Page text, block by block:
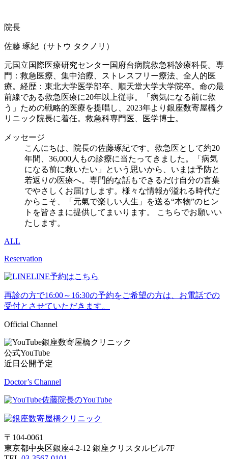
院長
佐藤 琢紀 （サトウ タクノリ）
元国立国際医療研究センター国府台病院救急科診療科長。専
門：救急医療、集中治療、ストレスフリー療法、全人的医
療。経歴：東北大学医学部卒、順天堂大学大学院卒。命の最
前線である救急医療に20年以上従事。「病気になる前に救
う」ための戦略的医療を提唱し、2023年より銀座数寄屋橋ク
リニック院長に着任。救急科専門医、医学博士。
メッセージ
こんにちは、院長の佐藤琢紀です。救急医として約20
年間、36,000人もの診療に当たってきました。「病気
になる前に救いたい」という思いから、いまは予防と
若返りの医療へ。専門的な話もできるだけ自分の言葉
でやさしくお届けします。様々な情報が溢れる時代だ
からこそ、「元氣で楽しい人生」を送る“本物”のヒン
トを皆さまに提供してまいります。 こちらでお願いい
たします。
ALL
Reservation
LINE予約はこちら
再診の方で16:00～16:30の予約をご希望の方は、お電話での
受付とさせていただきます。
Official Channel
銀座数寄屋橋クリニック
公式YouTube
近日公開予定
Doctor’s Channel
佐藤院長のYouTube
〒104-0061
東京都中央区銀座4-2-12 銀座クリスタルビル7F